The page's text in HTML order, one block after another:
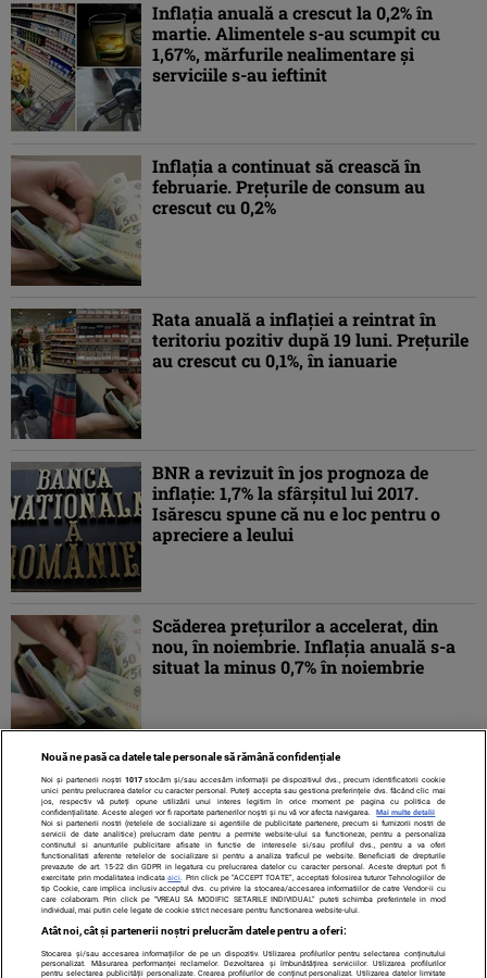
Inflaţia anuală a crescut la 0,2% în
martie. Alimentele s-au scumpit cu
1,67%, mărfurile nealimentare şi
serviciile s-au ieftinit
Inflaţia a continuat să crească în
februarie. Preţurile de consum au
crescut cu 0,2%
Rata anuală a inflaţiei a reintrat în
teritoriu pozitiv după 19 luni. Preţurile
au crescut cu 0,1%, în ianuarie
BNR a revizuit în jos prognoza de
inflaţie: 1,7% la sfârşitul lui 2017.
Isărescu spune că nu e loc pentru o
apreciere a leului
Scăderea preţurilor a accelerat, din
nou, în noiembrie. Inflaţia anuală s-a
situat la minus 0,7% în noiembrie
1 2 3 »
Contact Despre noi Termeni și condiții
Nouă ne pasă ca datele tale personale să rămână confidențiale
Noi și partenerii noștri 1017stocăm și/sau accesăm informații pe dispozitivul dvs., precum identificatorii cookie
unici pentru prelucrarea datelor cu caracter personal. Puteți accepta sau gestiona preferințele dvs. făcând clic mai
jos, respectiv vă puteți opune utilizării unui interes legitim în orice moment pe pagina cu politica de
confidențialitate. Aceste alegeri vor fi raportate partenerilor noștri și nu vă vor afecta navigarea.
Mai multe detalii
Noi si partenerii nostri (retelele de socializare si agentiile de publicitate partenere, precum si furnizorii nostri de
servicii de date analitice) prelucram date pentru a permite website-ului sa functioneze, pentru a personaliza
continutul si anunturile publicitare afisate in functie de interesele si/sau profilul dvs., pentru a va oferi
functionalitati aferente retelelor de socializare si pentru a analiza traficul pe website. Beneficiati de drepturile
prevazute de art. 15-22 din GDPR in legatura cu prelucrarea datelor cu caracter personal. Aceste drepturi pot fi
exercitate prin modalitatea indicataaici . Prin click pe “ACCEPT TOATE”, acceptati folosirea tuturor Tehnologiilor de
tip Cookie, care implica inclusiv acceptul dvs. cu privire la stocarea/accesarea informatiilor de catre Vendor-ii cu
care colaboram. Prin click pe “VREAU SA MODIFIC SETARILE INDIVIDUAL” puteti schimba preferintele in mod
individual, mai putin cele legate de cookie strict necesare pentru functionarea website-ului.
Atât noi, cât și partenerii noștri prelucrăm datele pentru a oferi:
Stocarea și/sau accesarea informațiilor de pe un dispozitiv. Utilizarea profilurilor pentru selectarea conținutului
personalizat. Măsurarea performanței reclamelor. Dezvoltarea și îmbunătățirea serviciilor. Utilizarea profilurilor
pentru selectarea publicității personalizate. Crearea profilurilor de conținut personalizat. Utilizarea datelor limitate